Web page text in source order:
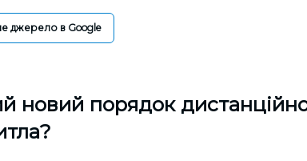
джерело в Google
новий порядок